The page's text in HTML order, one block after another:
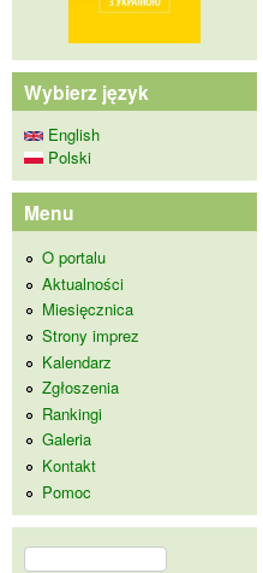
Wybierz język
English
Polski
Menu
O portalu
Aktualności
Miesięcznica
Strony imprez
Kalendarz
Zgłoszenia
Rankingi
Galeria
Kontakt
Pomoc
Szukaj